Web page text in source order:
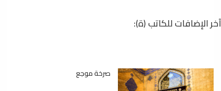
آخر الإضافات للكاتب (ة):
صرخة موجع